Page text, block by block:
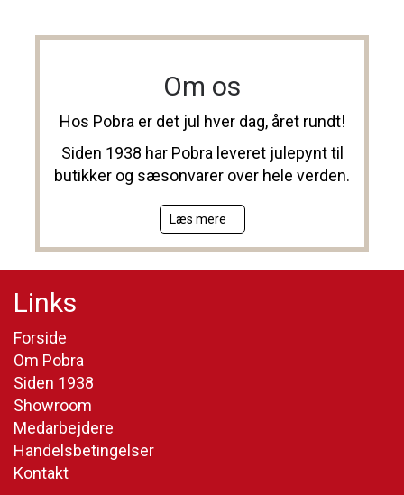
Om os
Hos Pobra er det jul hver dag, året rundt!
Siden 1938 har Pobra leveret julepynt til
butikker og sæsonvarer over hele verden.
Læs mere
Links
Forside
Om Pobra
Siden 1938
Showroom
Medarbejdere
Handelsbetingelser
Kontakt